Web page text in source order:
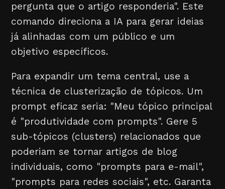
pergunta que o artigo responderia". Este
comando direciona a IA para gerar ideias
já alinhadas com um público e um
objetivo específicos.
Para expandir um tema central, use a
técnica de clusterização de tópicos. Um
prompt eficaz seria: "Meu tópico principal
é "produtividade com prompts". Gere 5
sub-tópicos (clusters) relacionados que
poderiam se tornar artigos de blog
individuais, como "prompts para e-mail",
"prompts para redes sociais", etc. Garanta